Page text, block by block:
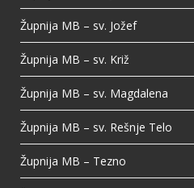
Župnija MB – sv. Jožef
Župnija MB – sv. Križ
Župnija MB – sv. Magdalena
Župnija MB – sv. Rešnje Telo
Župnija MB – Tezno